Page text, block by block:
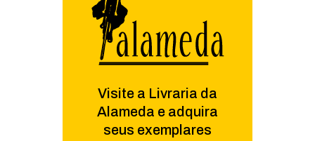
Visite a Livraria da
Alameda e adquira
seus exemplares